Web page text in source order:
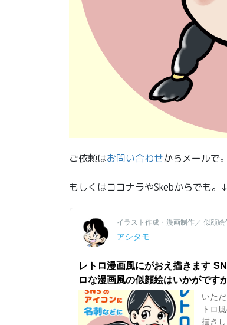
ご依頼はお問い合わせからメールで。
もしくはココナラやSkebからでも。↓